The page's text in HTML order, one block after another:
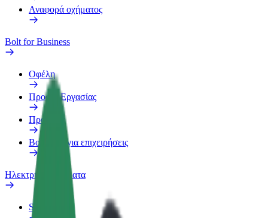
Αναφορά οχήματος
Bolt for Business
Οφέλη
Προφίλ Εργασίας
Προϊόντα
Bolt food για επιχειρήσεις
Ηλεκτρικά ποδήλατα
Safety Lab